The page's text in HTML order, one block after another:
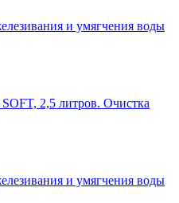
и умягчения воды
2,5 литров. Очистка
и умягчения воды